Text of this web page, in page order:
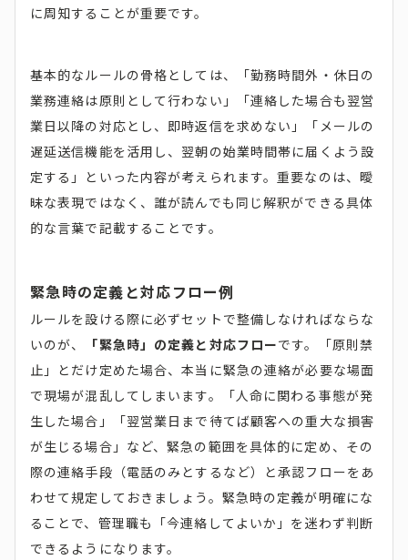
に周知することが重要です。
基本的なルールの骨格としては、「勤務時間外・休日の
業務連絡は原則として行わない」「連絡した場合も翌営
業日以降の対応とし、即時返信を求めない」「メールの
遅延送信機能を活用し、翌朝の始業時間帯に届くよう設
定する」といった内容が考えられます。重要なのは、曖
昧な表現ではなく、誰が読んでも同じ解釈ができる具体
的な言葉で記載することです。
緊急時の定義と対応フロー例
ルールを設ける際に必ずセットで整備しなければならな
いのが、
「緊急時」の定義と対応フローです。「原則禁
止」とだけ定めた場合、本当に緊急の連絡が必要な場面
で現場が混乱してしまいます。「人命に関わる事態が発
生した場合」「翌営業日まで待てば顧客への重大な損害
が生じる場合」など、緊急の範囲を具体的に定め、その
際の連絡手段（電話のみとするなど）と承認フローをあ
わせて規定しておきましょう。緊急時の定義が明確にな
ることで、管理職も「今連絡してよいか」を迷わず判断
できるようになります。